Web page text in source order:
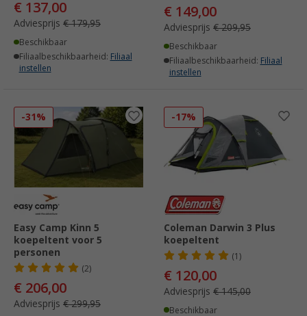
€ 137,00
Adviesprijs € 179,95
Beschikbaar
Filiaalbeschikbaarheid: Filiaal
instellen
€ 149,00
Adviesprijs € 209,95
Beschikbaar
Filiaalbeschikbaarheid: Filiaal
instellen
-31%
Easy Camp Kinn 5
koepeltent voor 5
personen
(2)
€ 206,00
Adviesprijs € 299,95
-17%
Coleman Darwin 3 Plus
koepeltent
(1)
€ 120,00
Adviesprijs € 145,00
Beschikbaar